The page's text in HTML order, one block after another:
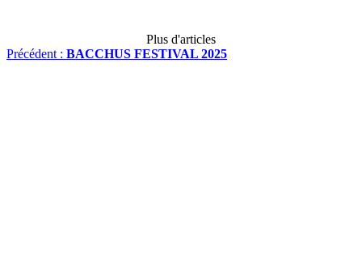
Plus d'articles
Précédent : BACCHUS FESTIVAL 2025